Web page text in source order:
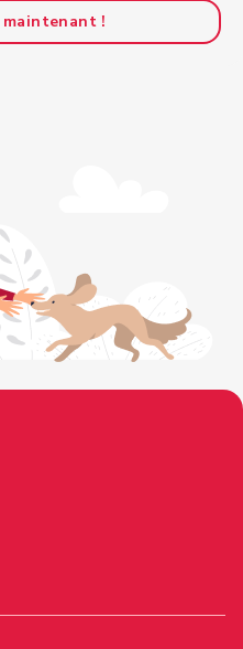
maintenant !